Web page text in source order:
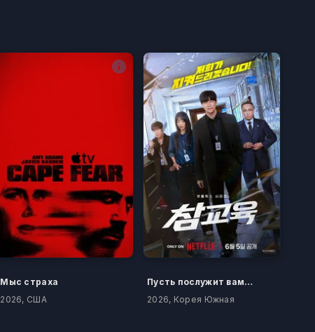
Мыс страха
2026, США
Пусть послужит вам уроком
2026, Корея Южная